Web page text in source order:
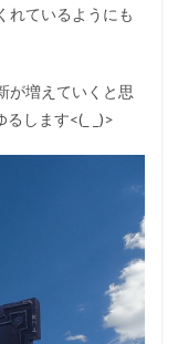
れているようにも
が増えていくと思
します<(_ _)>